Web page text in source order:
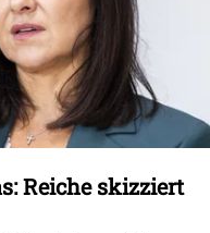
Reiche skizziert